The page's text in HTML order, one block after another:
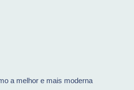
a melhor e mais moderna